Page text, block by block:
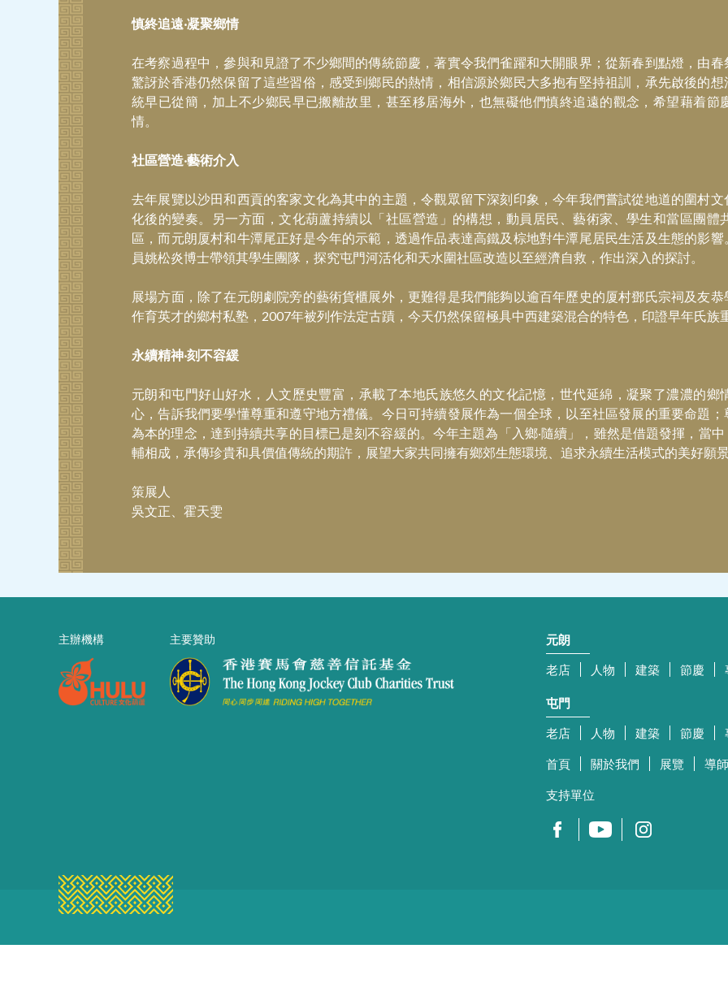
慎終追遠‧凝聚鄉情
在考察過程中，參與和見證了不少鄉間的傳統節慶，著實令我們雀躍和大開眼界；從新春到點燈，由
驚訝於香港仍然保留了這些習俗，感受到鄉民的熱情，相信源於鄉民大多抱有堅持祖訓，承先啟後的
統早已從簡，加上不少鄉民早已搬離故里，甚至移居海外，也無礙他們慎終追遠的觀念，希望藉着
情。
社區營造‧藝術介入
去年展覽以沙田和西貢的客家文化為其中的主題，令觀眾留下深刻印象，今年我們嘗試從地道的圍村
化後的變奏。另一方面，文化葫蘆持續以「社區營造」的構想，動員居民、藝術家、學生和當區團
區，而元朗厦村和牛潭尾正好是今年的示範，透過作品表達高鐵及棕地對牛潭尾居民生活及生態的影
員姚松炎博士帶領其學生團隊，探究屯門河活化和天水圍社區改造以至經濟自救，作出深入的探討。
展場方面，除了在元朗劇院旁的藝術貨櫃展外，更難得是我們能夠以逾百年歷史的厦村鄧氏宗祠及友
作育英才的鄉村私塾，2007年被列作法定古蹟，今天仍然保留極具中西建築混合的特色，印證早年氏族
永續精神‧刻不容緩
元朗和屯門好山好水，人文歷史豐富，承載了本地氏族悠久的文化記憶，世代延綿，凝聚了濃濃的
心，告訴我們要學懂尊重和遵守地方禮儀。今日可持續發展作為一個全球，以至社區發展的重要命題
為本的理念，達到持續共享的目標已是刻不容緩的。今年主題為「入鄉‧隨續」，雖然是借題發揮，當
輔相成，承傳珍貴和具價值傳統的期許，展望大家共同擁有鄉郊生態環境、追求永續生活模式的美好願
策展人
吳文正、霍天雯
主辦機構 主要贊助 元朗
老店 人物 建築 節慶
屯門
老店 人物 建築 節慶
首頁 關於我們 展覽 導師
支持單位